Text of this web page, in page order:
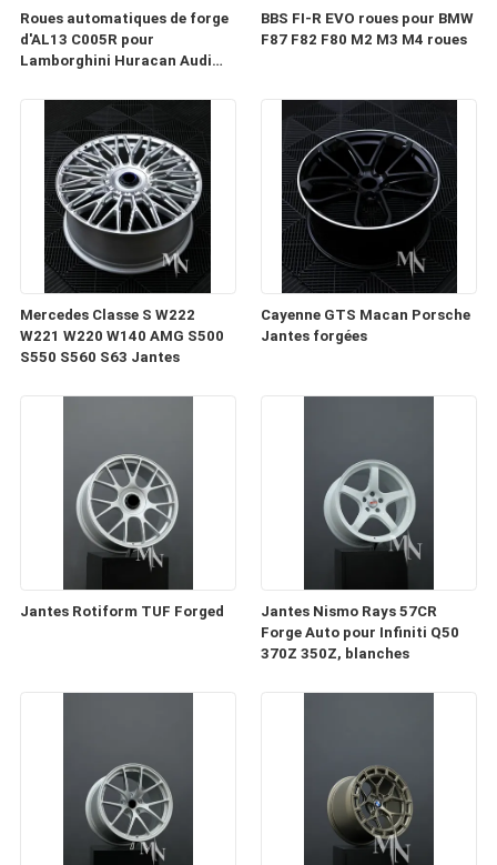
Roues automatiques de forge
d'AL13 C005R pour
Lamborghini Huracan Audi
BBS FI-R EVO roues pour BMW
F87 F82 F80 M2 M3 M4 roues
Mercedes Classe S W222
W221 W220 W140 AMG S500
S550 S560 S63 Jantes
Cayenne GTS Macan Porsche
Jantes forgées
Jantes Rotiform TUF Forged
Jantes Nismo Rays 57CR
Forge Auto pour Infiniti Q50
370Z 350Z, blanches